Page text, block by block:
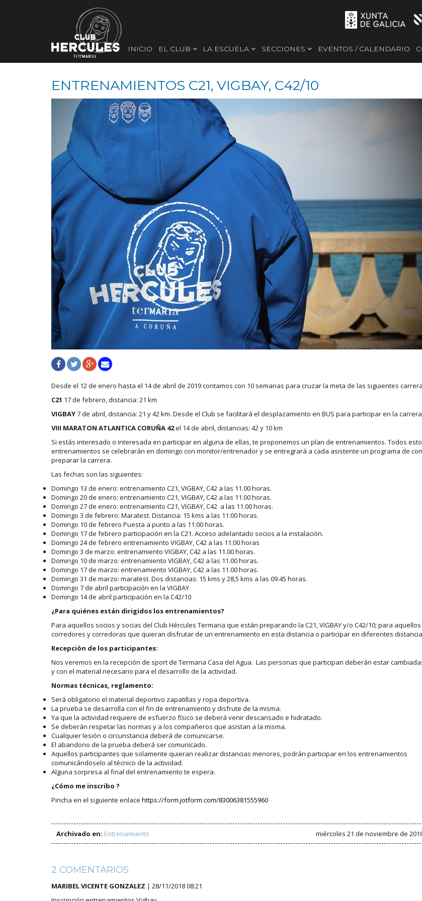
INICIO EL CLUB LA ESCUELA SECCIONES EVENTOS / CALENDARIO
ENTRENAMIENTOS C21, VIGBAY, C42/10
Desde el 12 de enero hasta el 14 de abril de 2019 contamos con 10 semanas para cruzar la meta de las siguientes
C21 17 de febrero, distancia: 21 km
VIGBAY7 de abril, distancia: 21 y 42 km. Desde el Club se facilitará el desplazamiento en BUS para participar en la
VIII MARATON ATLANTICA CORUÑA 42el 14 de abril, distancias: 42 y 10 km
Si estás interesado o interesada en participar en alguna de ellas, te proponemos un plan de entrenamientos. Todos
entrenamientos se celebrarán en domingo con monitor/entrenador y se entregrará a cada asistente un programa de
preparar la carrera.
Las fechas son las siguientes:
Domingo 13 de enero: entrenamiento C21, VIGBAY, C42 a las 11.00 horas.
Domingo 20 de enero: entrenamiento C21, VIGBAY, C42 a las 11.00 horas.
Domingo 27 de enero: entrenamiento C21, VIGBAY, C42 a las 11.00 horas.
Domingo 3 de febrero: Maratest. Distancia: 15 kms a las 11:00 horas.
Domingo 10 de febrero Puesta a punto a las 11:00 horas.
Domingo 17 de febrero participación en la C21. Acceso adelantado socios a la instalación.
Domingo 24 de febrero entrenamiento VIGBAY, C42 a las 11:00 horas
Domingo 3 de marzo: entrenamiento VIGBAY, C42 a las 11.00 horas.
Domingo 10 de marzo: entrenamiento VIGBAY, C42 a las 11.00 horas.
Domingo 17 de marzo: entrenamiento VIGBAY, C42 a las 11.00 horas.
Domingo 31 de marzo: maratest. Dos distancias: 15 kms y 28,5 kms a las 09.45 horas.
Domingo 7 de abril participación en la VIGBAY
Domingo 14 de abril participación en la C42/10
¿Para quiénes están dirigidos los entrenamientos?
Para aquellos socios y socias del Club Hércules Termaria que están preparando la C21, VIGBAY y/o C42/10; para aquellos
corredores y corredoras que quieran disfrutar de un entrenamiento en esta distancia o participar en diferentes
Recepción de los participantes:
Nos veremos en la recepción de sport de Termaria Casa del Agua. Las personas que participan deberán estar
y con el material necesario para el desarrollo de la actividad.
Normas técnicas, reglamento:
Será obligatorio el material deportivo zapatillas y ropa deportiva.
La prueba se desarrolla con el fin de entrenamiento y disfrute de la misma.
Ya que la actividad requiere de esfuerzo físico se deberá venir descansado e hidratado.
Se deberán respetar las normas y a los compañeros que asistan a la misma.
Cualquier lesión o circunstancia deberá de comunicarse.
El abandono de la prueba deberá ser comunicado.
Aquellos participantes que solamente quieran realizar distancias menores, podrán participar en los entrenamientos
comunicándoselo al técnico de la actividad.
Alguna sorpresa al final del entrenamiento te espera.
¿Cómo me inscribo ?
Pincha en el siguiente enlace https://form.jotform.com/83006381555960
Archivado en: Entrenamiento miércoles 21 de noviembre de
2 COMENTARIOS
MARIBEL VICENTE GONZALEZ | 28/11/2018 08:21